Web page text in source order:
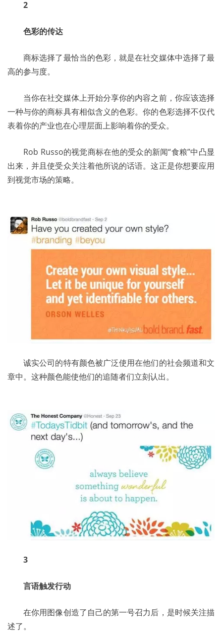
2
色彩的传达
	商标选择了最恰当的色彩，就是在社交媒体中选择了最
高的参与度。
一种与你的商标具有相似含义的色彩。你的色彩选择不仅代
表着你的产业也在心理层面上影响着你的受众。
出来，并且使受众关注着他所说的话语。这正是你想要应用
到视觉市场的策略。
	诚实公司的特有颜色被广泛使用在他们的社会频道和文
章中。这种颜色能使他们的追随者们立刻认出。
3
言语触发行动
	在你用图像创造了自己的第一号召力后，是时候关注描
述了。